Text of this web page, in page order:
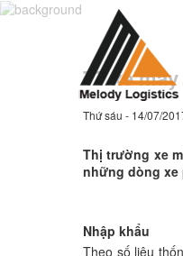
TT xe
Thứ sáu - 14/07/
Thị trường xe
những dòng xe
Nhập khẩu
Theo số liệu